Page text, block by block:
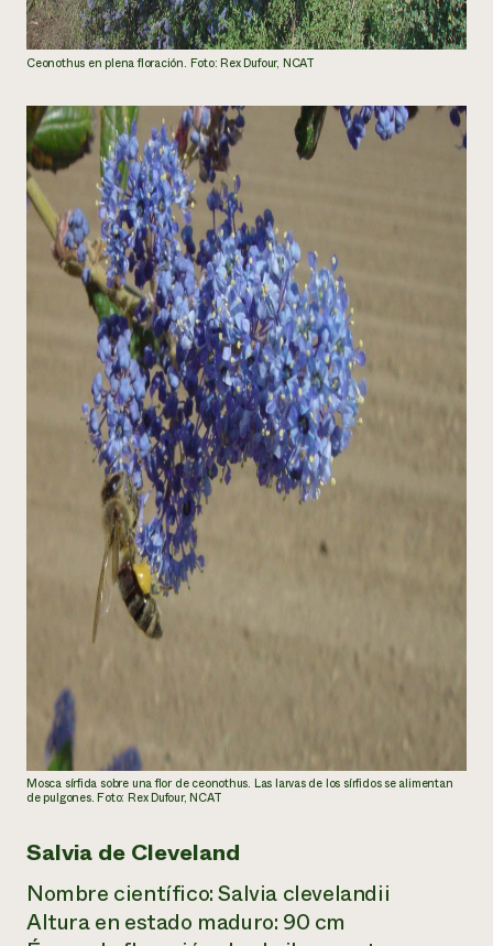
Ceonothus en plena floración. Foto: Rex Dufour, NCAT
Mosca sírfida sobre una flor de ceonothus. Las larvas de los sírfidos se alimentan
de pulgones. Foto: Rex Dufour, NCAT
Salvia de Cleveland
Nombre científico:Salvia clevelandii
Altura en estado maduro: 90 cm